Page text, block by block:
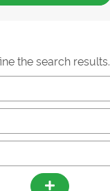
the search results.